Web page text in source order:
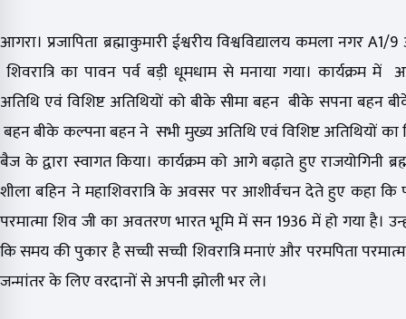
आगरा। प्रजापिता ब्रह्माकुमारी ईश्वरीय विश्वविद्यालय कमला नगर
शिवरात्रि का पावन पर्व बड़ी धूमधाम से मनाया गया। कार्यक्रम
अतिथि एवं विशिष्ट अतिथियों को बीके सीमा बहन बीके सपना बहन
बहन बीके कल्पना बहन ने सभी मुख्य अतिथि एवं विशिष्ट अतिथियों
बैज के द्वारा स्वागत किया। कार्यक्रम को आगे बढ़ाते हुए राजयोगिनी
शीला बहिन ने महाशिवरात्रि के अवसर पर आशीर्वचन देते हुए कहा कि
परमात्मा शिव जी का अवतरण भारत भूमि में सन 1936 में हो गया है।
कि समय की पुकार है सच्ची सच्ची शिवरात्रि मनाएं और परमपिता
जन्मांतर के लिए वरदानों से अपनी झोली भर ले।